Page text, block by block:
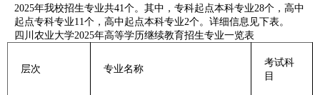
2025年我校招生专业共41个。其中，专科起点本科专业28个，高中
起点专科专业11个，高中起点本科专业2个。详细信息见下表。
四川农业大学2025年高等学历继续教育招生专业一览表
层次 专业名称
考试科
目